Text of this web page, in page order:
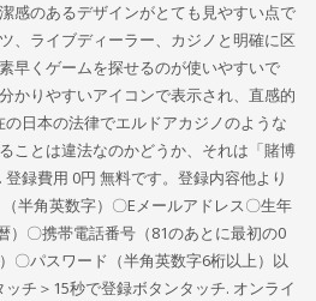
感のあるデザインがとても見やすい点で
、ライブディーラー、カジノと明確に区
早くゲームを探せるのが使いやすいで
かりやすいアイコンで表示され、直感的
日本の法律でエルドアカジノのような
ことは違法なのかどうか、それは「賭博
録費用 0円 無料です。登録内容他より
半角英数字）〇Eメールアドレス〇生年
）〇携帯電話番号（81のあとに最初の0
〇パスワード（半角英数字6桁以上）以
チ＞15秒で登録ボタンタッチ. オンライ